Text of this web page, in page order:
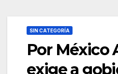
SIN CATEGORÍA
Por México
exige a